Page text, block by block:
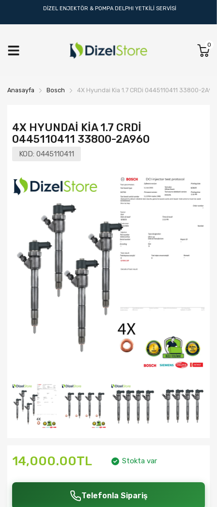
DİZEL ENJEKTÖR & POMPA DELPHI YETKİLİ SERVİSİ
0
Anasayfa Bosch 4X Hyundai Kia 1.7 CRDi 0445110411 33800-
4X HYUNDAI KIA 1.7 CRDI
0445110411 33800-2A960
KOD: 0445110411
14,000.00TL Stokta var
Telefonla Sipariş